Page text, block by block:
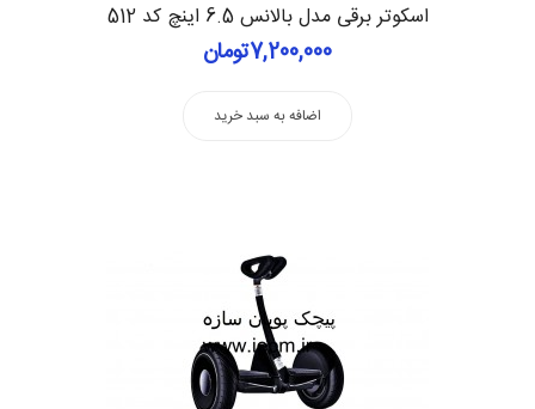
اسکوتر برقی مدل بالانس 6.5 اینچ کد 512
7,200,000تومان
اضافه به سبد خرید